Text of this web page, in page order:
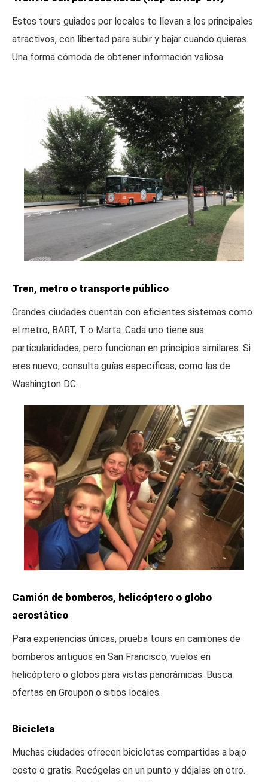
Estos tours guiados por locales te llevan a los principales
atractivos, con libertad para subir y bajar cuando quieras.
Una forma cómoda de obtener información valiosa.
Tren, metro o transporte público
Grandes ciudades cuentan con eficientes sistemas como
el metro, BART, T o Marta. Cada uno tiene sus
particularidades, pero funcionan en principios similares. Si
eres nuevo, consulta guías específicas, como las de
Washington DC.
Camión de bomberos, helicóptero o globo
aerostático
Para experiencias únicas, prueba tours en camiones de
bomberos antiguos en San Francisco, vuelos en
helicóptero o globos para vistas panorámicas. Busca
ofertas en Groupon o sitios locales.
Bicicleta
Muchas ciudades ofrecen bicicletas compartidas a bajo
costo o gratis. Recógelas en un punto y déjalas en otro.